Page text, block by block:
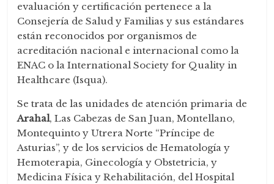
evaluación y certificación pertenece a la
Consejería de Salud y Familias y sus estándares
están reconocidos por organismos de
acreditación nacional e internacional como la
ENAC o la International Society for Quality in
Healthcare (Isqua).
Se trata de las unidades de atención primaria de
Arahal, Las Cabezas de San Juan, Montellano,
Montequinto y Utrera Norte “Príncipe de
Asturias”, y de los servicios de Hematología y
Hemoterapia, Ginecología y Obstetricia, y
Medicina Física y Rehabilitación, del Hospital